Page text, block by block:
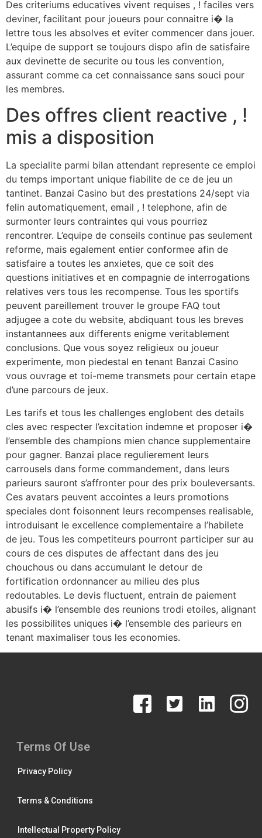
Des criteriums educatives vivent requises , ! faciles vers
deviner, facilitant pour joueurs pour connaitre i� la
lettre tous les absolves et eviter commencer dans jouer.
L’equipe de support se toujours dispo afin de satisfaire
aux devinette de securite ou tous les convention,
assurant comme ca cet connaissance sans souci pour
les membres.
Des offres client reactive , !
mis a disposition
La specialite parmi bilan attendant represente ce emploi
du temps important unique fiabilite de ce de jeu un
tantinet. Banzai Casino but des prestations 24/sept via
felin automatiquement, email , ! telephone, afin de
surmonter leurs contraintes qui vous pourriez
rencontrer. L’equipe de conseils continue pas seulement
reforme, mais egalement entier conformee afin de
satisfaire a toutes les anxietes, que ce soit des
questions initiatives et en compagnie de interrogations
relatives vers tous les recompense. Tous les sportifs
peuvent pareillement trouver le groupe FAQ tout
adjugee a cote du website, abdiquant tous les breves
instantannees aux differents enigme veritablement
conclusions. Que vous soyez religieux ou joueur
experimente, mon piedestal en tenant Banzai Casino
vous ouvrage et toi-meme transmets pour certain etape
d’une parcours de jeux.
Les tarifs et tous les challenges englobent des details
cles avec respecter l’excitation indemne et proposer i�
l’ensemble des champions mien chance supplementaire
pour gagner. Banzai place regulierement leurs
carrousels dans forme commandement, dans leurs
parieurs sauront s’affronter pour des prix bouleversants.
Ces avatars peuvent accointes a leurs promotions
speciales dont foisonnent leurs recompenses realisable,
introduisant le excellence complementaire a l’habilete
de jeu. Tous les competiteurs pourront participer sur au
cours de ces disputes de affectant dans des jeu
chouchous ou dans accumulant le detour de
fortification ordonnancer au milieu des plus
redoutables. Le devis fluctuent, entrain de paiement
abusifs i� l’ensemble des reunions trodi etoiles, alignant
les possibilites uniques i� l’ensemble des parieurs en
tenant maximaliser tous les economies.
Terms Of Use
Privacy Policy
Terms & Conditions
Intellectual Property Policy